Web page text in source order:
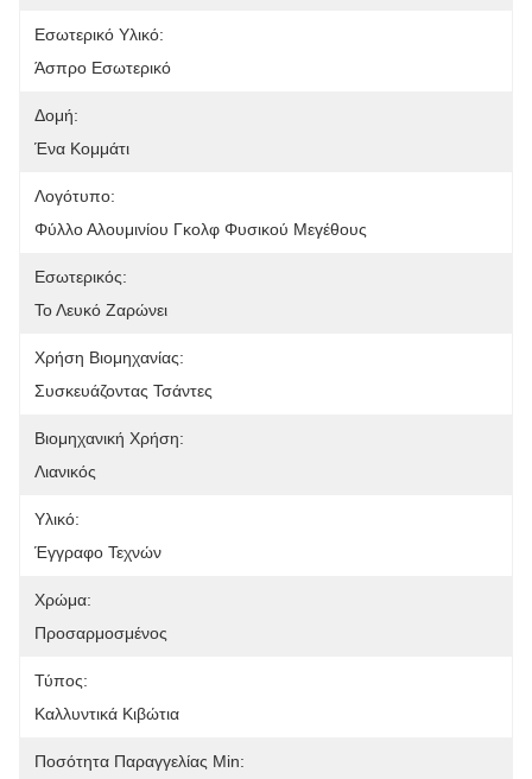
Εσωτερικό Υλικό:
Άσπρο Εσωτερικό
Δομή:
Ένα Κομμάτι
Λογότυπο:
Φύλλο Αλουμινίου Γκολφ Φυσικού Μεγέθους
Εσωτερικός:
Το Λευκό Ζαρώνει
Χρήση Βιομηχανίας:
Συσκευάζοντας Τσάντες
Βιομηχανική Χρήση:
Λιανικός
Υλικό:
Έγγραφο Τεχνών
Χρώμα:
Προσαρμοσμένος
Τύπος:
Καλλυντικά Κιβώτια
Ποσότητα Παραγγελίας Min: